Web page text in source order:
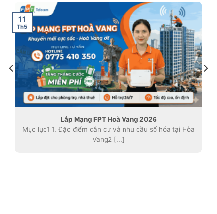
Lắp Mạng FPT Hoà Vang 2026
Mục lục1 1. Đặc điểm dân cư và nhu cầu số hóa tại Hòa
Vang2 [...]
11
Th5